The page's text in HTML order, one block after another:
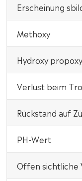
Erscheinung
Methoxy
Hydroxy
Verlust beim
Rückstand auf
PH-Wert
Offen sichtliche